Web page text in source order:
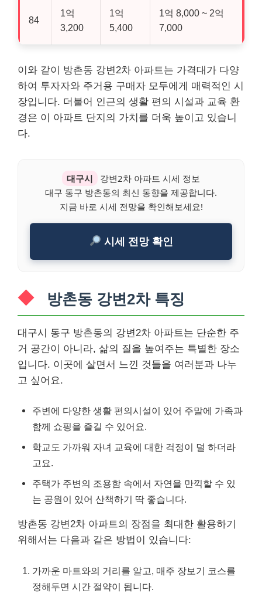
84
1억
3,200
1억
5,400
1억 8,000 ~ 2억
7,000
이와 같이 방촌동 강변2차 아파트는 가격대가 다양
하여 투자자와 주거용 구매자 모두에게 매력적인 시
장입니다. 더불어 인근의 생활 편의 시설과 교육 환
경은 이 아파트 단지의 가치를 더욱 높이고 있습니
다.
대구시
강변2차 아파트 시세 정보
대구 동구 방촌동의 최신 동향을 제공합니다.
지금 바로 시세 전망을 확인해보세요!
시세 전망 확인
방촌동 강변2차 특징
대구시 동구 방촌동의 강변2차 아파트는 단순한 주
거 공간이 아니라, 삶의 질을 높여주는 특별한 장소
입니다. 이곳에 살면서 느낀 것들을 여러분과 나누
고 싶어요.
주변에 다양한 생활 편의시설이 있어 주말에 가족과
함께 쇼핑을 즐길 수 있어요.
학교도 가까워 자녀 교육에 대한 걱정이 덜 하더라
고요.
주택가 주변의 조용함 속에서 자연을 만끽할 수 있
는 공원이 있어 산책하기 딱 좋습니다.
방촌동 강변2차 아파트의 장점을 최대한 활용하기
위해서는 다음과 같은 방법이 있습니다:
가까운 마트와의 거리를 알고, 매주 장보기 코스를
정해두면 시간 절약이 됩니다.